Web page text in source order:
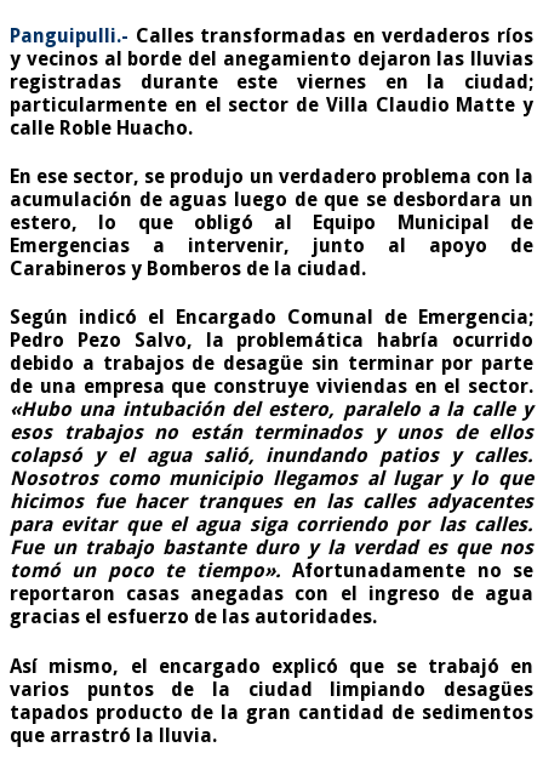
Panguipulli.- Calles transformadas en verdaderos ríos
y vecinos al borde del anegamiento dejaron las lluvias
registradas durante este viernes en la ciudad;
particularmente en el sector de Villa Claudio Matte y
calle Roble Huacho.
En ese sector, se produjo un verdadero problema con la
acumulación de aguas luego de que se desbordara un
estero, lo que obligó al Equipo Municipal de
Emergencias a intervenir, junto al apoyo de
Carabineros y Bomberos de la ciudad.
Según indicó el Encargado Comunal de Emergencia;
Pedro Pezo Salvo, la problemática habría ocurrido
debido a trabajos de desagüe sin terminar por parte
de una empresa que construye viviendas en el sector.
«Hubo una intubación del estero, paralelo a la calle y
esos trabajos no están terminados y unos de ellos
colapsó y el agua salió, inundando patios y calles.
Nosotros como municipio llegamos al lugar y lo que
hicimos fue hacer tranques en las calles adyacentes
para evitar que el agua siga corriendo por las calles.
Fue un trabajo bastante duro y la verdad es que nos
tomó un poco te tiempo».Afortunadamente no se
reportaron casas anegadas con el ingreso de agua
gracias el esfuerzo de las autoridades.
Así mismo, el encargado explicó que se trabajó en
varios puntos de la ciudad limpiando desagües
tapados producto de la gran cantidad de sedimentos
que arrastró la lluvia.